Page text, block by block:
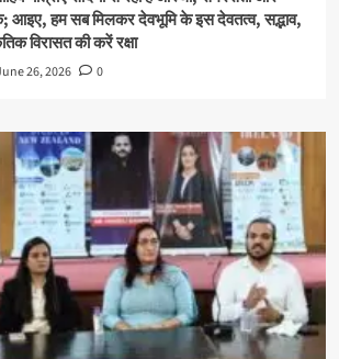
आइए, हम सब मिलकर देवभूमि के इस देवतत्व, सद्भाव,
विरासत की करें रक्षा
26, 2026 0